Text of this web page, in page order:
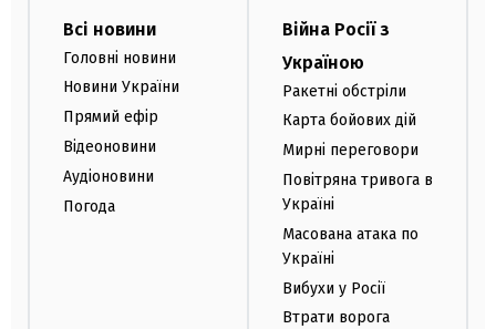
Всі новини
Головні новини
Новини України
Прямий ефір
Відеоновини
Аудіоновини
Погода
Війна Росії з
Україною
Ракетні обстріли
Карта бойових дій
Мирні переговори
Повітряна тривога в
Україні
Масована атака по
Україні
Вибухи у Росії
Втрати ворога